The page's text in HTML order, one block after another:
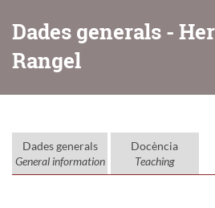
Dades generals -
Rangel
Dades generals
General information
Docència
Teaching